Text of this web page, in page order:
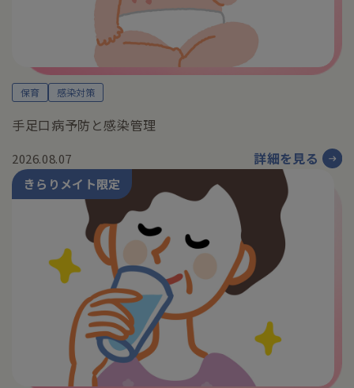
保育 感染対策
手足口病予防と感染管理
2026.08.07 詳細を見る
きらりメイト限定